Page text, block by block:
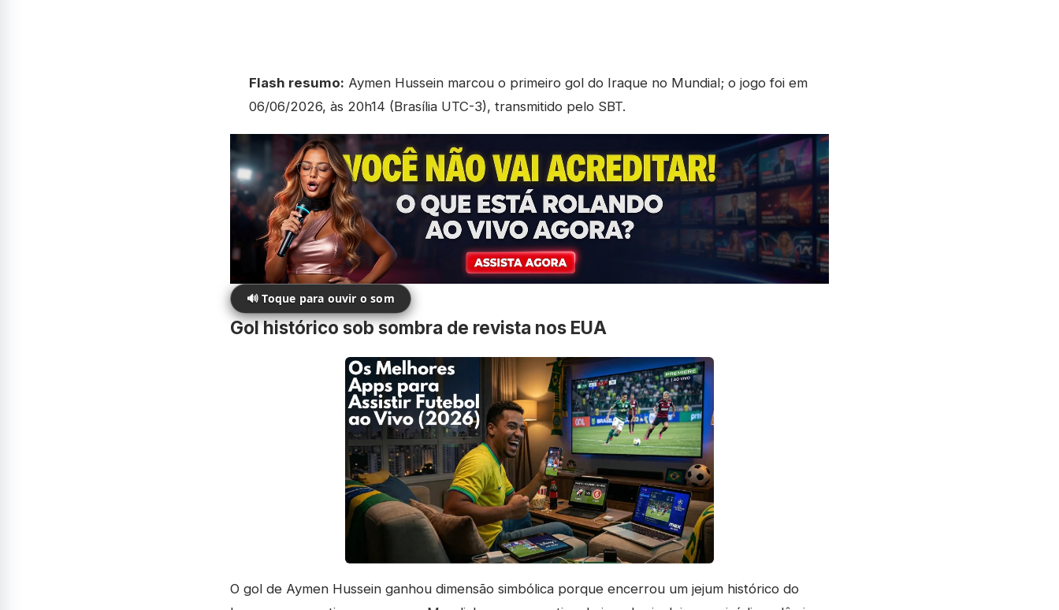
Flash resumo: Aymen Hussein marcou o primeiro gol do Iraque no Mundial; o jogo foi em
06/06/2026, às 20h14 (Brasília UTC-3), transmitido pelo SBT.
🔊 Toque para ouvir o som
Gol histórico sob sombra de revista nos EUA
O gol de Aymen Hussein ganhou dimensão simbólica porque encerrou um jejum histórico do